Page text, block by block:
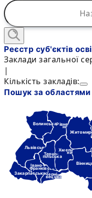
Реєстр суб'єктів
Заклади загальної
|
Кількість закладів:
Пошук за областями
Черні-
вецька
Івано-
Франківська
Хмель-
ницька
Львівська
Рівне-
нська
Терно-
пільська
Волинська
Закарпатська